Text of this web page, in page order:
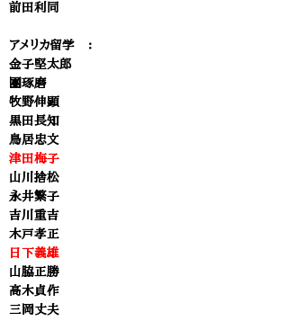
前田利同
アメリカ留学 ：
金子堅太郎
團琢磨
牧野伸顕
黒田長知
鳥居忠文
津田梅子
山川捨松
永井繁子
吉川重吉
木戸孝正
日下義雄
山脇正勝
高木貞作
三岡丈夫